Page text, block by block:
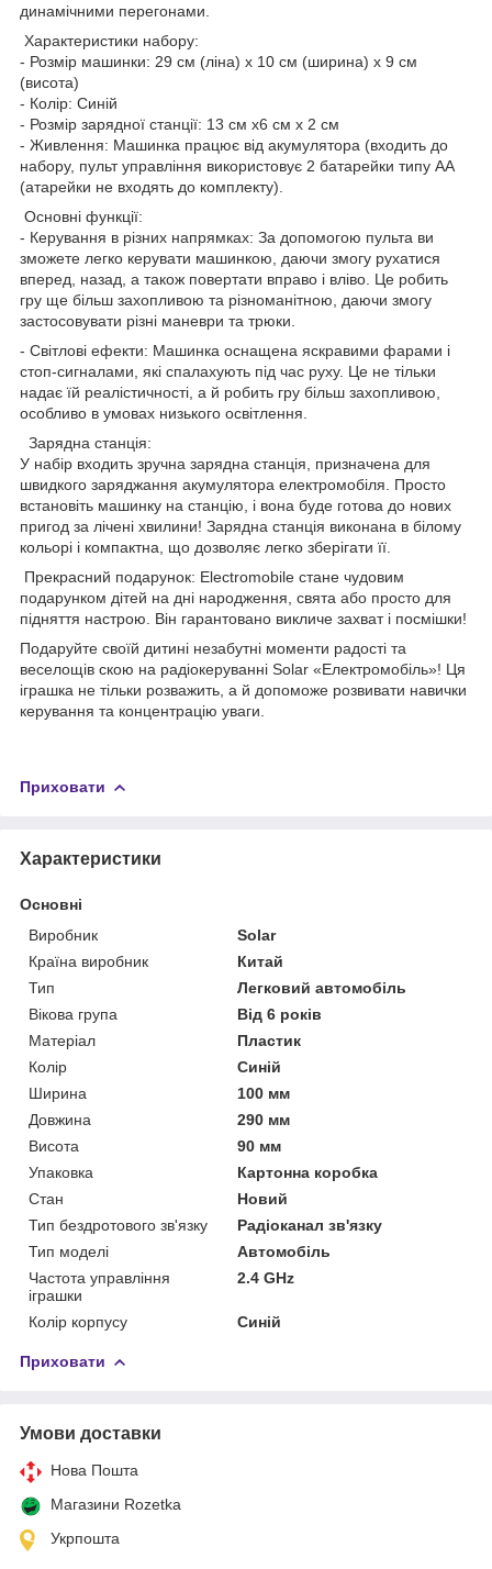
динамічними перегонами.
Характеристики набору:
- Розмір машинки: 29 см (ліна) x 10 см (ширина) x 9 см
(висота)
- Колір: Синій
- Розмір зарядної станції: 13 см x6 см x 2 см
- Живлення: Машинка працює від акумулятора (входить до
набору, пульт управління використовує 2 батарейки типу АА
(атарейки не входять до комплекту).
Основні функції:
- Керування в різних напрямках: За допомогою пульта ви
зможете легко керувати машинкою, даючи змогу рухатися
вперед, назад, а також повертати вправо і вліво. Це робить
гру ще більш захопливою та різноманітною, даючи змогу
застосовувати різні маневри та трюки.
- Світлові ефекти: Машинка оснащена яскравими фарами і
стоп-сигналами, які спалахують під час руху. Це не тільки
надає їй реалістичності, а й робить гру більш захопливою,
особливо в умовах низького освітлення.
Зарядна станція:
У набір входить зручна зарядна станція, призначена для
швидкого заряджання акумулятора електромобіля. Просто
встановіть машинку на станцію, і вона буде готова до нових
пригод за лічені хвилини! Зарядна станція виконана в білому
кольорі і компактна, що дозволяє легко зберігати її.
Прекрасний подарунок: Еlectromobile стане чудовим
подарунком дітей на дні народження, свята або просто для
підняття настрою. Він гарантовано викличе захват і посмішки!
Подаруйте своїй дитині незабутні моменти радості та
веселощів скою на радіокеруванні Solar «Електромобіль»! Ця
іграшка не тільки розважить, а й допоможе розвивати навички
керування та концентрацію уваги.
Приховати
Характеристики
Основні
Виробник
Solar
Країна виробник
Китай
Тип
Легковий автомобіль
Вікова група
Від 6 років
Матеріал
Пластик
Колір
Синій
Ширина
100 мм
Довжина
290 мм
Висота
90 мм
Упаковка
Картонна коробка
Стан
Новий
Тип бездротового зв'язку
Радіоканал зв'язку
Тип моделі
Автомобіль
Частота управління
іграшки
2.4 GHz
Колір корпусу Синій
Приховати
Умови доставки
Нова Пошта
Магазини Rozetka
Укрпошта